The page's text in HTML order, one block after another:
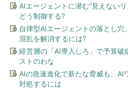
照とファイル／フォルダの削除、
「ストレージ
ー」にある「ファイルサービスと記
簡易版です。ディスクの情報、ボリ
参照できます（
画面3）。
AIエージェントに潜む“見えない
どう制御する?
自律型AIエージェントの落とし
混乱を解消するには?
経営層の「AI導入しろ」で予算破
ストのわな
AIの急速進化で新たな脅威も、AI
対処するには